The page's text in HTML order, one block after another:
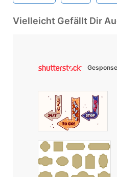
Vielleicht Gefällt Dir